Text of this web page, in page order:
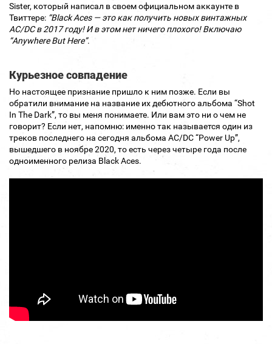
Sister, который написал в своем официальном аккаунте в
Твиттере: “Black Aces — это как получить новых винтажных
AC/DC в 2017 году! И в этом нет ничего плохого! Включаю
“Anywhere But Here”.
Курьезное совпадение
Но настоящее признание пришло к ним позже. Если вы
обратили внимание на название их дебютного альбома “Shot
In The Dark”, то вы меня понимаете. Или вам это ни о чем не
говорит? Если нет, напомню: именно так называется один из
треков последнего на сегодня альбома AC/DC “Power Up”,
вышедшего в ноябре 2020, то есть через четыре года после
одноименного релиза Black Aces.